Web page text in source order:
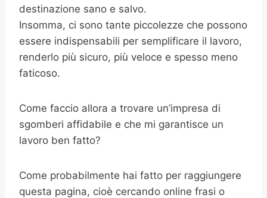
destinazione sano e salvo.
Insomma, ci sono tante piccolezze che possono
essere indispensabili per semplificare il lavoro,
renderlo più sicuro, più veloce e spesso meno
faticoso.
Come faccio allora a trovare un’impresa di
sgomberi affidabile e che mi garantisce un
lavoro ben fatto?
Come probabilmente hai fatto per raggiungere
questa pagina, cioè cercando online frasi o